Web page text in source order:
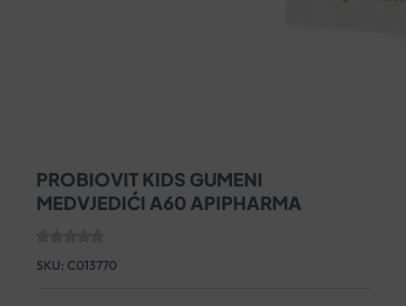
PROBIOVIT KIDS GUMENI
MEDVJEDIĆI A60 APIPHARMA
SKU: C013770